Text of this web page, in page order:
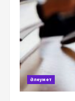
Әлеумет